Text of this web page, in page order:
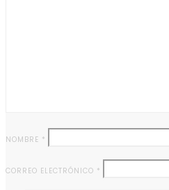
NOMBRE *
CORREO ELECTRÓNICO *